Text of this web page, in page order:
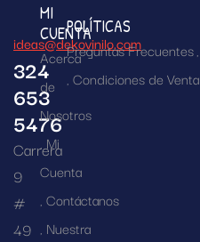
ideas@dekovinilo.com
324
653
5476
Carrera
9
#
49
MI
CUENTA
Acerca
de
Nosotros
Mi
Cuenta
Contáctanos
Nuestra
POLÍTICAS
Preguntas Frecuentes
Condiciones de Venta